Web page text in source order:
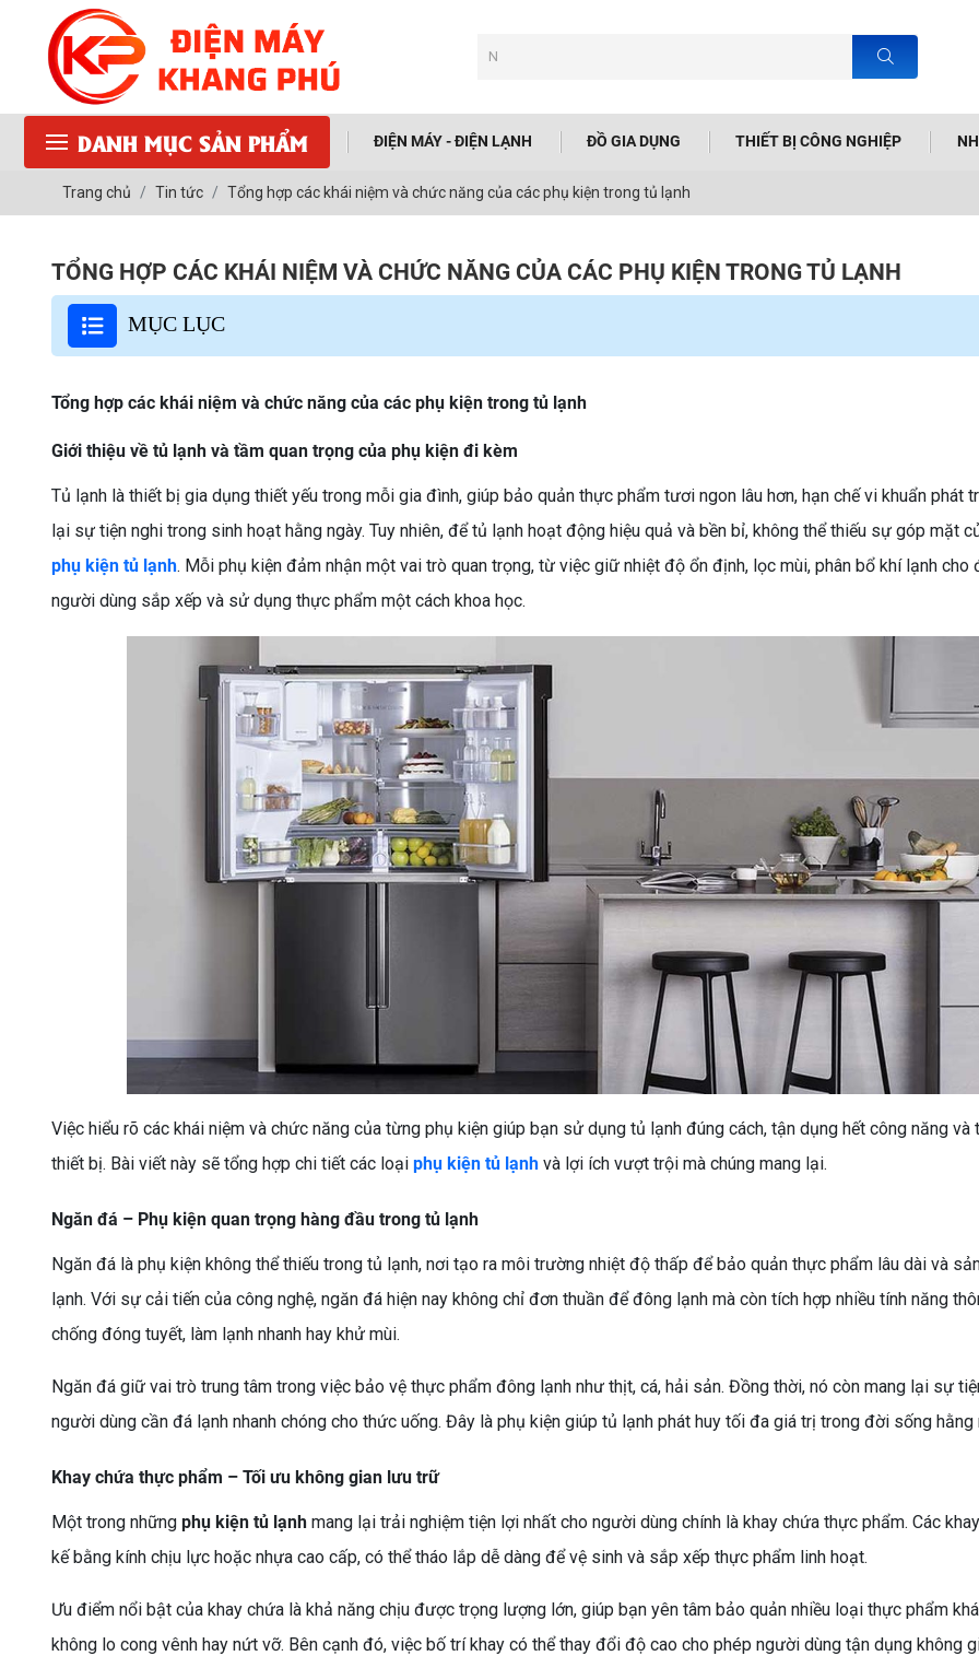
DANH MỤC SẢN PHẨM ĐIỆN MÁY - ĐIỆN LẠNH ĐỒ GIA DỤNG THIẾT BỊ CÔNG NGHIỆP
Trang chủ Tin tức Tổng hợp các khái niệm và chức năng của các phụ kiện trong tủ lạnh
TỔNG HỢP CÁC KHÁI NIỆM VÀ CHỨC NĂNG CỦA CÁC PHỤ KIỆN TRONG TỦ LẠNH
MỤC LỤC
Tổng hợp các khái niệm và chức năng của các phụ kiện trong tủ lạnh
Giới thiệu về tủ lạnh và tầm quan trọng của phụ kiện đi kèm
Tủ lạnh là thiết bị gia dụng thiết yếu trong mỗi gia đình, giúp bảo quản thực phẩm tươi ngon lâu hơn, hạn chế vi khuẩn phát
lại sự tiện nghi trong sinh hoạt hằng ngày. Tuy nhiên, để tủ lạnh hoạt động hiệu quả và bền bỉ, không thể thiếu sự góp mặt
phụ kiện tủ lạnh. Mỗi phụ kiện đảm nhận một vai trò quan trọng, từ việc giữ nhiệt độ ổn định, lọc mùi, phân bổ khí lạnh cho
người dùng sắp xếp và sử dụng thực phẩm một cách khoa học.
Việc hiểu rõ các khái niệm và chức năng của từng phụ kiện giúp bạn sử dụng tủ lạnh đúng cách, tận dụng hết công năng và
thiết bị. Bài viết này sẽ tổng hợp chi tiết các loạiphụ kiện tủ lạnh và lợi ích vượt trội mà chúng mang lại.
Ngăn đá – Phụ kiện quan trọng hàng đầu trong tủ lạnh
Ngăn đá là phụ kiện không thể thiếu trong tủ lạnh, nơi tạo ra môi trường nhiệt độ thấp để bảo quản thực phẩm lâu dài và
lạnh. Với sự cải tiến của công nghệ, ngăn đá hiện nay không chỉ đơn thuần để đông lạnh mà còn tích hợp nhiều tính năng
chống đóng tuyết, làm lạnh nhanh hay khử mùi.
Ngăn đá giữ vai trò trung tâm trong việc bảo vệ thực phẩm đông lạnh như thịt, cá, hải sản. Đồng thời, nó còn mang lại sự
người dùng cần đá lạnh nhanh chóng cho thức uống. Đây là phụ kiện giúp tủ lạnh phát huy tối đa giá trị trong đời sống hằng
Khay chứa thực phẩm – Tối ưu không gian lưu trữ
Một trong nhữngphụ kiện tủ lạnh mang lại trải nghiệm tiện lợi nhất cho người dùng chính là khay chứa thực phẩm. Các
kế bằng kính chịu lực hoặc nhựa cao cấp, có thể tháo lắp dễ dàng để vệ sinh và sắp xếp thực phẩm linh hoạt.
Ưu điểm nổi bật của khay chứa là khả năng chịu được trọng lượng lớn, giúp bạn yên tâm bảo quản nhiều loại thực phẩm
không lo cong vênh hay nứt vỡ. Bên cạnh đó, việc bố trí khay có thể thay đổi độ cao cho phép người dùng tận dụng không